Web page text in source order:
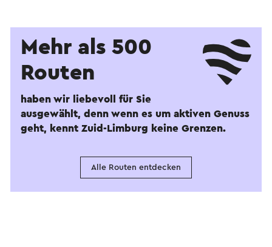
Mehr als 500
Routen
haben wir liebevoll für Sie
ausgewählt, denn wenn es um aktiven Genuss
geht, kennt Zuid-Limburg keine Grenzen.
Alle Routen entdecken